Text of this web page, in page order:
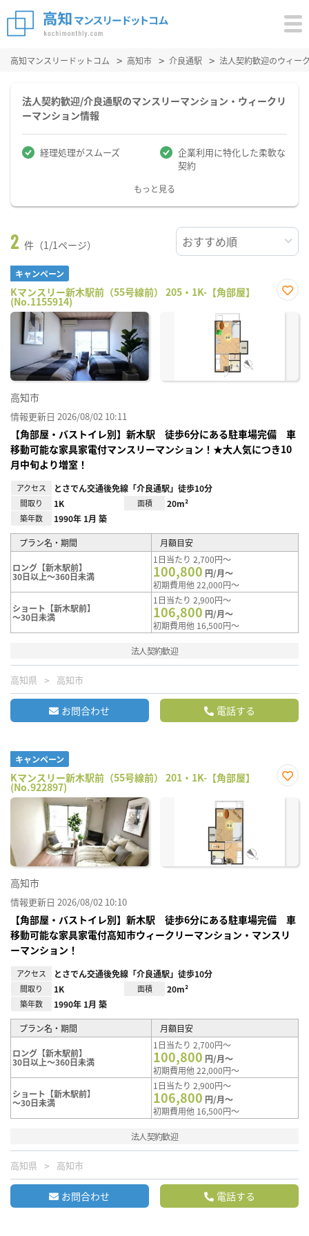
高知マンスリードットコム 高知市 介良通駅 法人契約歓迎のウィー
法人契約歓迎/介良通駅のマンスリーマンション・ウィークリ
ーマンション情報
経理処理がスムーズ
企業利用に特化した柔軟な
契約
もっと見る
2 件（1/1ページ）
キャンペーン
Kマンスリー新木駅前（55号線前） 205・1K-【角部屋】
(No.1155914)
に入
高知市
情報更新日 2026/08/02 10:11
【角部屋・バストイレ別】新木駅 徒歩6分にある駐車場完備 車
移動可能な家具家電付マンスリーマンション！★大人気につき10
月中旬より増室！
アクセス とさでん交通後免線「介良通駅」徒歩10分
間取り 1K 面積 20m²
築年数 1990年 1月 築
プラン名・期間 月額目安
ロング【新木駅前】
30日以上～360日未満
1日当たり 2,700円～
100,800 円/月～
初期費用他 22,000円～
ショート【新木駅前】
～30日未満
1日当たり 2,900円～
106,800 円/月～
初期費用他 16,500円～
法人契約歓迎
高知県 高知市
お問合わせ 電話する
キャンペーン
Kマンスリー新木駅前（55号線前） 201・1K-【角部屋】
(No.922897)
に入
高知市
情報更新日 2026/08/02 10:10
【角部屋・バストイレ別】新木駅 徒歩6分にある駐車場完備 車
移動可能な家具家電付高知市ウィークリーマンション・マンスリ
ーマンション！
アクセス とさでん交通後免線「介良通駅」徒歩10分
間取り 1K 面積 20m²
築年数 1990年 1月 築
プラン名・期間 月額目安
ロング【新木駅前】
30日以上～360日未満
1日当たり 2,700円～
100,800 円/月～
初期費用他 22,000円～
ショート【新木駅前】
～30日未満
1日当たり 2,900円～
106,800 円/月～
初期費用他 16,500円～
法人契約歓迎
高知県 高知市
お問合わせ 電話する